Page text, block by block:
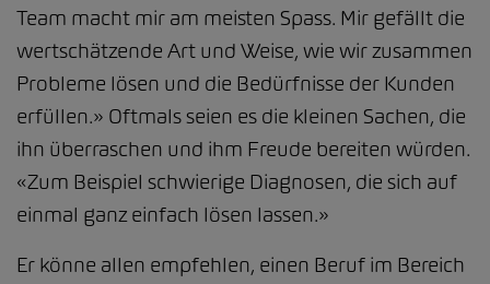
Team macht mir am meisten Spass. Mir gefällt die
wertschätzende Art und Weise, wie wir zusammen
Probleme lösen und die Bedürfnisse der Kunden
erfüllen.» Oftmals seien es die kleinen Sachen, die
ihn überraschen und ihm Freude bereiten würden.
«Zum Beispiel schwierige Diagnosen, die sich auf
einmal ganz einfach lösen lassen.»
Er könne allen empfehlen, einen Beruf im Bereich